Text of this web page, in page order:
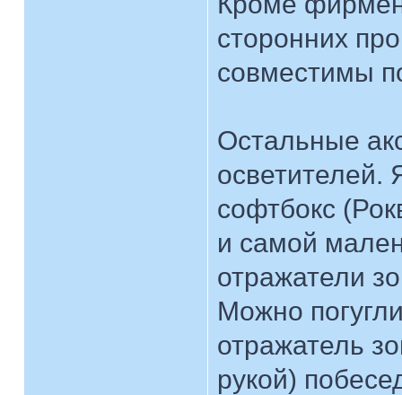
сторонних
совместимы
Остальные
осветителей.
софтбокс
и самой
отражатели
Можно
отражатель
рукой)